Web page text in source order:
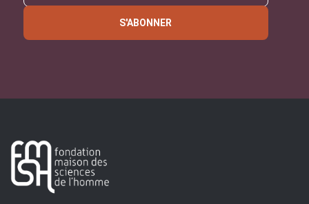
S'ABONNER